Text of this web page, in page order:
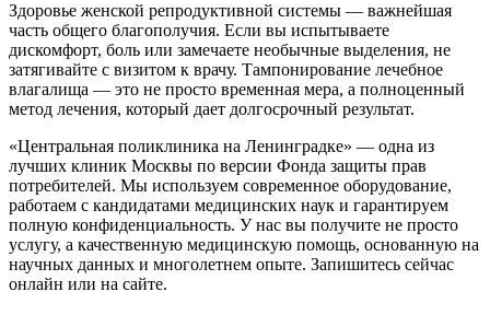
Здоровье женской репродуктивной системы — важнейшая
часть общего благополучия. Если вы испытываете
дискомфорт, боль или замечаете необычные выделения, не
затягивайте с визитом к врачу. Тампонирование лечебное
влагалища — это не просто временная мера, а полноценный
метод лечения, который дает долгосрочный результат.
«Центральная поликлиника на Ленинградке» — одна из
лучших клиник Москвы по версии Фонда защиты прав
потребителей. Мы используем современное оборудование,
работаем с кандидатами медицинских наук и гарантируем
полную конфиденциальность. У нас вы получите не просто
услугу, а качественную медицинскую помощь, основанную на
научных данных и многолетнем опыте. Запишитесь сейчас
онлайн или на сайте.